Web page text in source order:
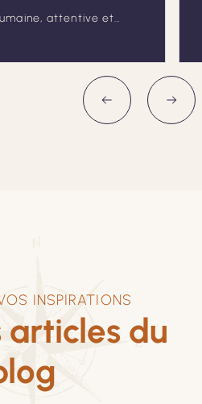
attentive et
à rendre ce
Je recommande les yeux fermés !
INSPIRATIONS
articles du